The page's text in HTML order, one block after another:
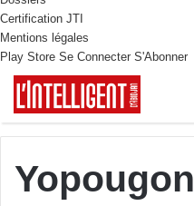
Certification JTI
Mentions légales
Play Store Se Connecter S'Abonner
Yopougon